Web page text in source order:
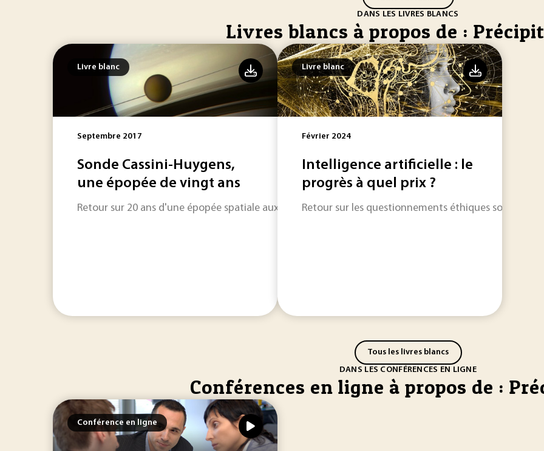
DANS LES LIVRES BLANCS
Livres blancs à propos de :
Livre blanc
Septembre 2017
Sonde Cassini-Huygens,
une épopée de vingt ans
Retour sur 20 ans d'une épopée spatiale aux résultats exceptionnels.
Livre blanc
Février 2024
Intelligence artificielle : le
progrès à quel prix ?
Retour sur les questionnements éthiques soulevés
Tous les livres blancs
DANS LES CONFÉRENCES EN LIGNE
Conférences en ligne à propos de :
Conférence en ligne